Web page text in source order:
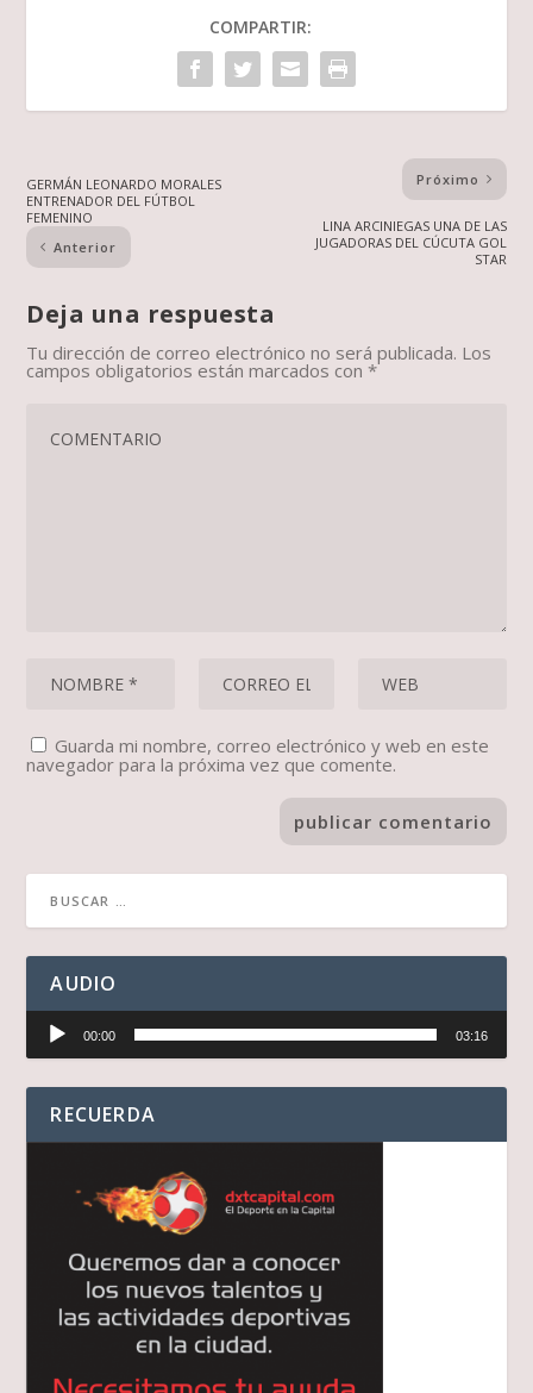
COMPARTIR:
GERMÁN LEONARDO MORALES
ENTRENADOR DEL FÚTBOL
FEMENINO
Anterior
Próximo
LINA ARCINIEGAS UNA DE LAS
JUGADORAS DEL CÚCUTA GOL
STAR
Deja una respuesta
Tu dirección de correo electrónico no será publicada. Los
campos obligatorios están marcados con*
Guarda mi nombre, correo electrónico y web en este
navegador para la próxima vez que comente.
AUDIO
audio
00:00 03:16
RECUERDA